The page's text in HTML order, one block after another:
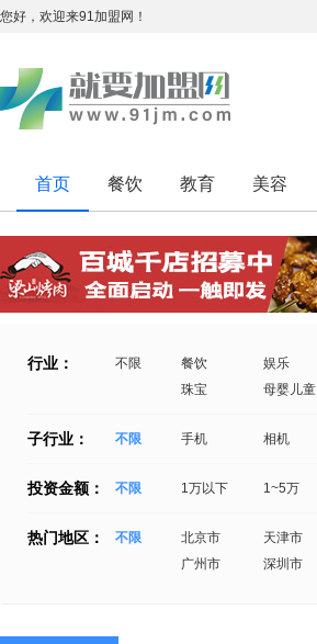
您好，欢迎来91加盟网！
首页 餐饮 教育 美容
行业： 不限 餐饮 娱乐
珠宝
母婴儿童
子行业： 不限 手机 相机
投资金额： 不限 1万以下 1~5万
热门地区： 不限 北京市 天津市
广州市
深圳市